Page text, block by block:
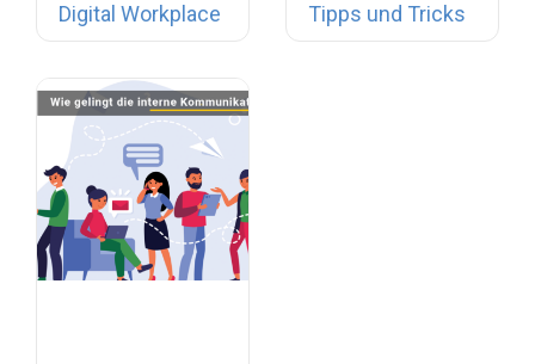
längst nicht
Digital Workplace Tipps und Tricks